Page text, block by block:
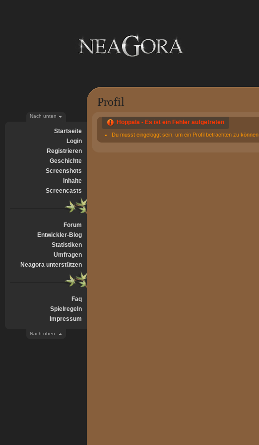
Nach unten
Startseite
Login
Registrieren
Geschichte
Screenshots
Inhalte
Screencasts
Forum
Entwickler-Blog
Statistiken
Umfragen
Neagora unterstützen
Faq
Spielregeln
Impressum
Nach oben
Profil
Hoppala - Es ist ein Fehler aufgetreten
Du musst eingeloggt sein, um ein Profil betrachten zu können.